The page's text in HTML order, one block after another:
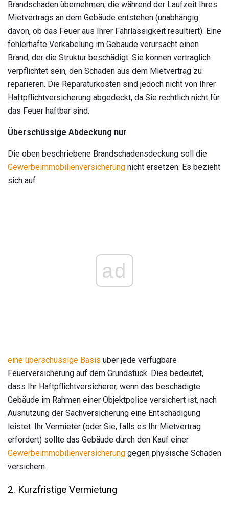
Brandschäden übernehmen, die während der Laufzeit Ihres
Mietvertrags an dem Gebäude entstehen (unabhängig
davon, ob das Feuer aus Ihrer Fahrlässigkeit resultiert). Eine
fehlerhafte Verkabelung im Gebäude verursacht einen
Brand, der die Struktur beschädigt. Sie können vertraglich
verpflichtet sein, den Schaden aus dem Mietvertrag zu
reparieren. Die Reparaturkosten sind jedoch nicht von Ihrer
Haftpflichtversicherung abgedeckt, da Sie rechtlich nicht für
das Feuer haftbar sind.
Überschüssige Abdeckung nur
Die oben beschriebene Brandschadensdeckung soll die
Gewerbeimmobilienversicherung nicht ersetzen. Es bezieht
sich auf
ad
eine überschüssige Basis über jede verfügbare
Feuerversicherung auf dem Grundstück. Dies bedeutet,
dass Ihr Haftpflichtversicherer, wenn das beschädigte
Gebäude im Rahmen einer Objektpolice versichert ist, nach
Ausnutzung der Sachversicherung eine Entschädigung
leistet. Ihr Vermieter (oder Sie, falls es Ihr Mietvertrag
erfordert) sollte das Gebäude durch den Kauf einer
Gewerbeimmobilienversicherung gegen physische Schäden
versichern.
2. Kurzfristige Vermietung